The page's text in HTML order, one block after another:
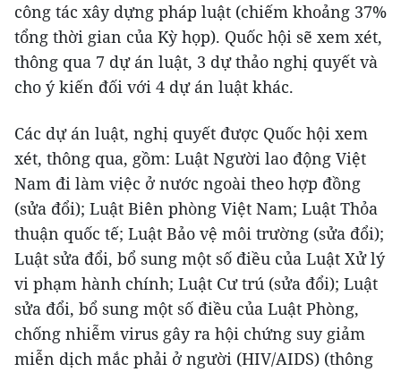
công tác xây dựng pháp luật (chiếm khoảng 37%
tổng thời gian của Kỳ họp). Quốc hội sẽ xem xét,
thông qua 7 dự án luật, 3 dự thảo nghị quyết và
cho ý kiến đối với 4 dự án luật khác.
Các dự án luật, nghị quyết được Quốc hội xem
xét, thông qua, gồm: Luật Người lao động Việt
Nam đi làm việc ở nước ngoài theo hợp đồng
(sửa đổi); Luật Biên phòng Việt Nam; Luật Thỏa
thuận quốc tế; Luật Bảo vệ môi trường (sửa đổi);
Luật sửa đổi, bổ sung một số điều của Luật Xử lý
vi phạm hành chính; Luật Cư trú (sửa đổi); Luật
sửa đổi, bổ sung một số điều của Luật Phòng,
chống nhiễm virus gây ra hội chứng suy giảm
miễn dịch mắc phải ở người (HIV/AIDS) (thông